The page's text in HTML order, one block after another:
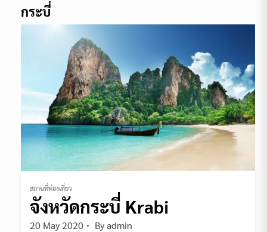
กระบี่
สถานที่ท่องเที่ยว
จังหวัดกระบี่ Krabi
20 May 2020 Byadmin